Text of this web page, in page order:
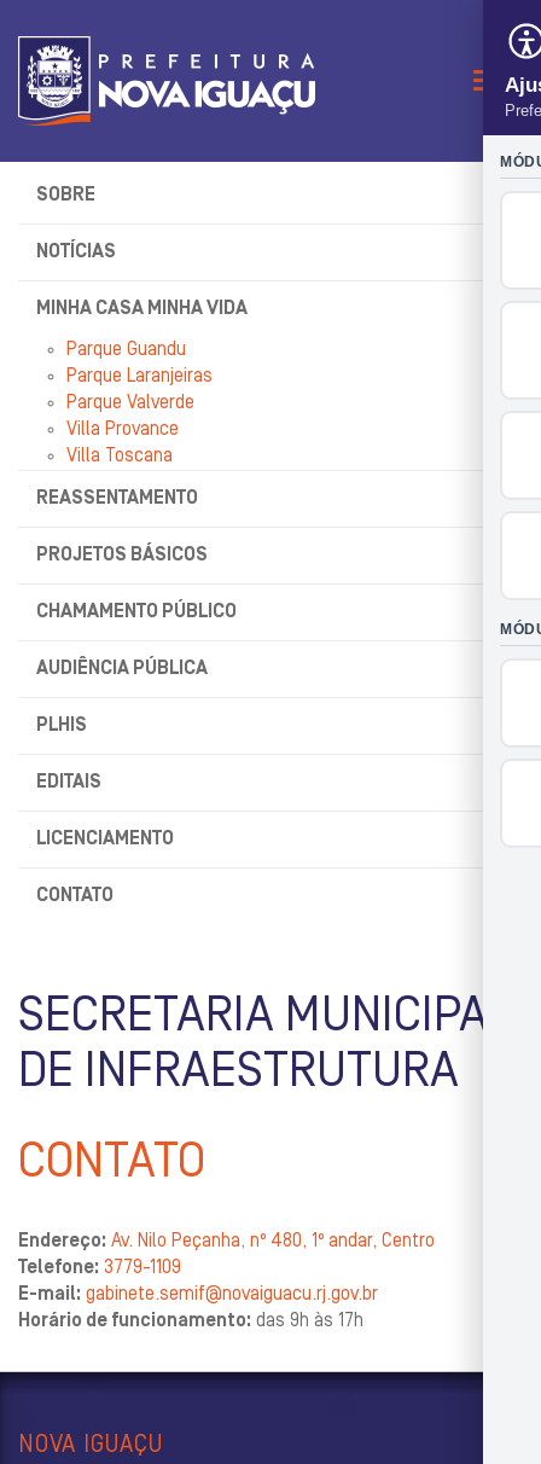
SOBRE
NOTÍCIAS
MINHA CASA MINHA VIDA
Parque Guandu
Parque Laranjeiras
Parque Valverde
Villa Provance
Villa Toscana
REASSENTAMENTO
PROJETOS BÁSICOS
CHAMAMENTO PÚBLICO
AUDIÊNCIA PÚBLICA
PLHIS
EDITAIS
LICENCIAMENTO
CONTATO
SECRETARIA MUNICIPAL
DE INFRAESTRUTURA
CONTATO
Endereço: Av. Nilo Peçanha, nº 480, 1º andar, Centro
Telefone: 3779-1109
E-mail: gabinete.semif@novaiguacu.rj.gov.br
Horário de funcionamento: das 9h às 17h
NOVA IGUAÇU